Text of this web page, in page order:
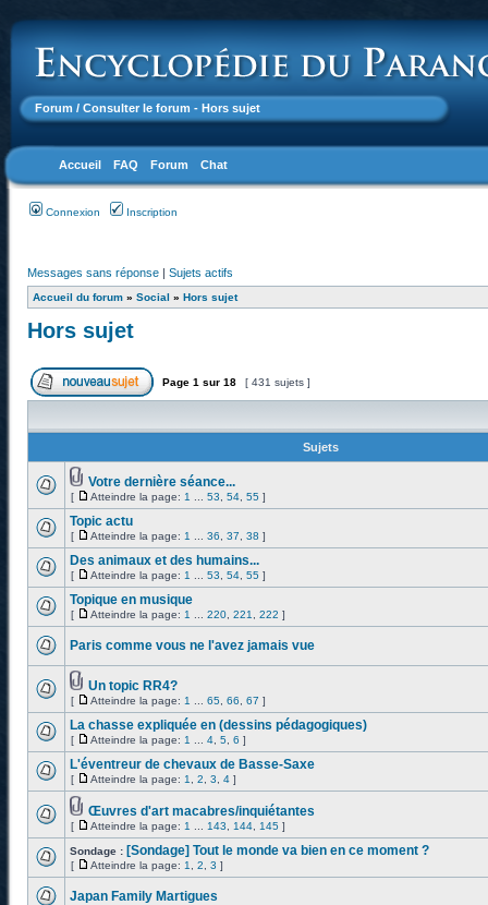
Forum / Consulter le forum - Hors sujet
Accueil FAQ Forum Chat
Connexion Inscription
Messages sans réponse | Sujets actifs
Accueil du forum » Social » Hors sujet
Hors sujet
Page 1 sur 18 [ 431 sujets ]
Sujets
Votre dernière séance...
[ Atteindre la page: 1 53 54 55 ]
Topic actu
[ Atteindre la page: 1 36 37 38 ]
Des animaux et des humains...
[ Atteindre la page: 1 53 54 55 ]
Topique en musique
[ Atteindre la page: 1 220 221 222 ]
Paris comme vous ne l'avez jamais vue
Un topic RR4?
[ Atteindre la page: 1 65 66 67 ]
La chasse expliquée en (dessins pédagogiques)
[ Atteindre la page: 1 4 5 6 ]
L'éventreur de chevaux de Basse-Saxe
[ Atteindre la page: 1 2 3 4 ]
Œuvres d'art macabres/inquiétantes
[ Atteindre la page: 1 143 144 145 ]
Sondage : [Sondage] Tout le monde va bien en ce moment ?
[ Atteindre la page: 1 2 3 ]
Japan Family Martigues